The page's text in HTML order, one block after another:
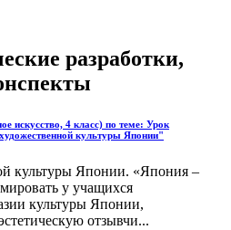
разработки,
искусство, 4 класс) по теме: Урок
культуры Японии"
культуры Японии. «Япония –
у учащихся
культуры Японии,
отзывчи...